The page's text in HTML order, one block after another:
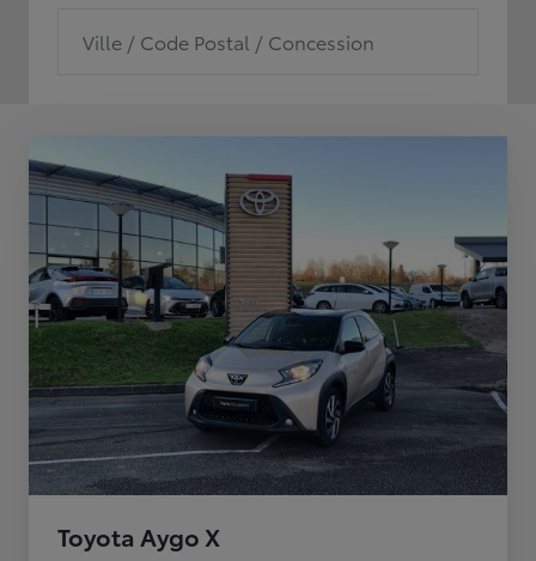
Ville / Code Postal / Concession
Toyota Aygo X